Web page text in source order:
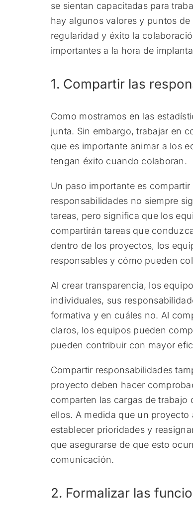
se sientan capacitadas para
hay algunos valores y puntos
regularidad y éxito la
importantes a la hora de
1. Compartir las
Como mostramos en las
junta. Sin embargo, trabajar en
que es importante animar a los
tengan éxito cuando colaboran.
Un paso importante es
responsabilidades no siempre
tareas, pero significa que los
compartirán tareas que
dentro de los proyectos, los
responsables y cómo pueden
Al crear transparencia, los
individuales, sus
formativa y en cuáles no. Al
claros, los equipos pueden
pueden contribuir con mayor
Compartir responsabilidades
proyecto deben hacer
comparten las cargas de
ellos. A medida que un
establecer prioridades y
que asegurarse de que esto
comunicación.
2. Formalizar las